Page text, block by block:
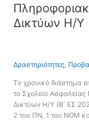
Δικτύων Η/Υ
Δραστηριότητες,
Το χρονικό διάστημα
το Σχολείο
Δικτύων Η/Υ (Β΄ ΕΣ
2 του ΠΝ, 1 του ΝΟΜ